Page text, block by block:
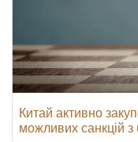
Китай активно
можливих санкцій